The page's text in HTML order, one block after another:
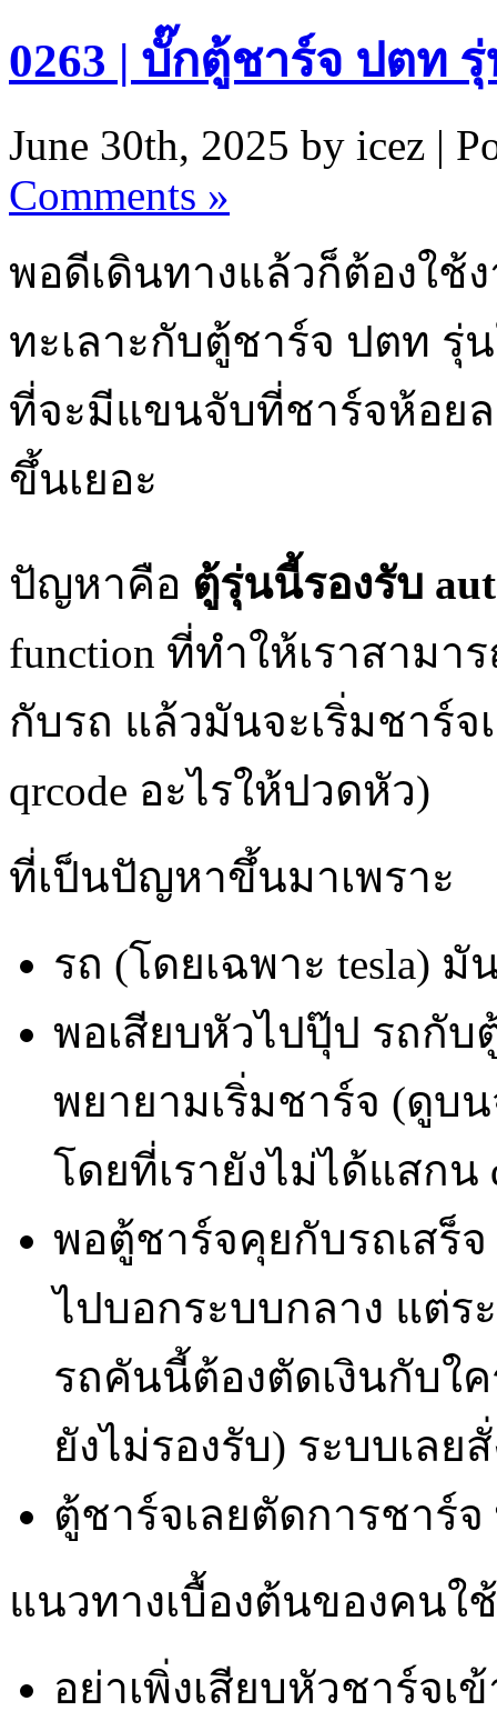
0263 | บั๊กตู้ชาร์จ ปตท
June 30th, 2025 by icez |
Comments »
พอดีเดินทางแล้วก็ต้องใช้
ทะเลาะกับตู้ชาร์จ ปตท
ที่จะมีแขนจับที่ชาร์จห้อย
ขึ้นเยอะ
ปัญหาคือ ตู้รุ่นนี้รองรับ
function ที่ทำให้เราสามา
กับรถ แล้วมันจะเริ่มชาร์
qrcode อะไรให้ปวดหัว)
ที่เป็นปัญหาขึ้นมาเพราะ
รถ (โดยเฉพาะ tesla) มั
พอเสียบหัวไปปุ๊ป รถกับ
พยายามเริ่มชาร์จ (ดูบ
โดยที่เรายังไม่ได้แสกน
พอตู้ชาร์จคุยกับรถเสร็
ไปบอกระบบกลาง แต่ร
รถคันนี้ต้องตัดเงินกับใ
ยังไม่รองรับ) ระบบเลย
ตู้ชาร์จเลยตัดการชาร์
แนวทางเบื้องต้นของคนใ
อย่าเพิ่งเสียบหัวชาร์จเ